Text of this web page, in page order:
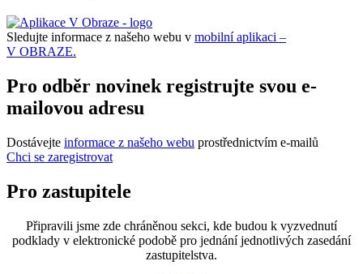
Sledujte informace z našeho webu v mobilní aplikaci –
V OBRAZE.
Pro odběr novinek registrujte svou e-
mailovou adresu
Dostávejte informace z našeho webu prostřednictvím e-mailů
Chci se zaregistrovat
Pro zastupitele
Připravili jsme zde chráněnou sekci, kde budou k vyzvednutí
podklady v elektronické podobě pro jednání jednotlivých zasedání
zastupitelstva.